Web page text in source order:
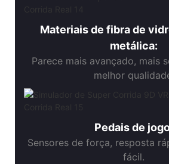
Materiais de fibra de
metálica:
Parece mais avançado, mais
melhor
Pedais de
Sensores de força, resposta
fácil.